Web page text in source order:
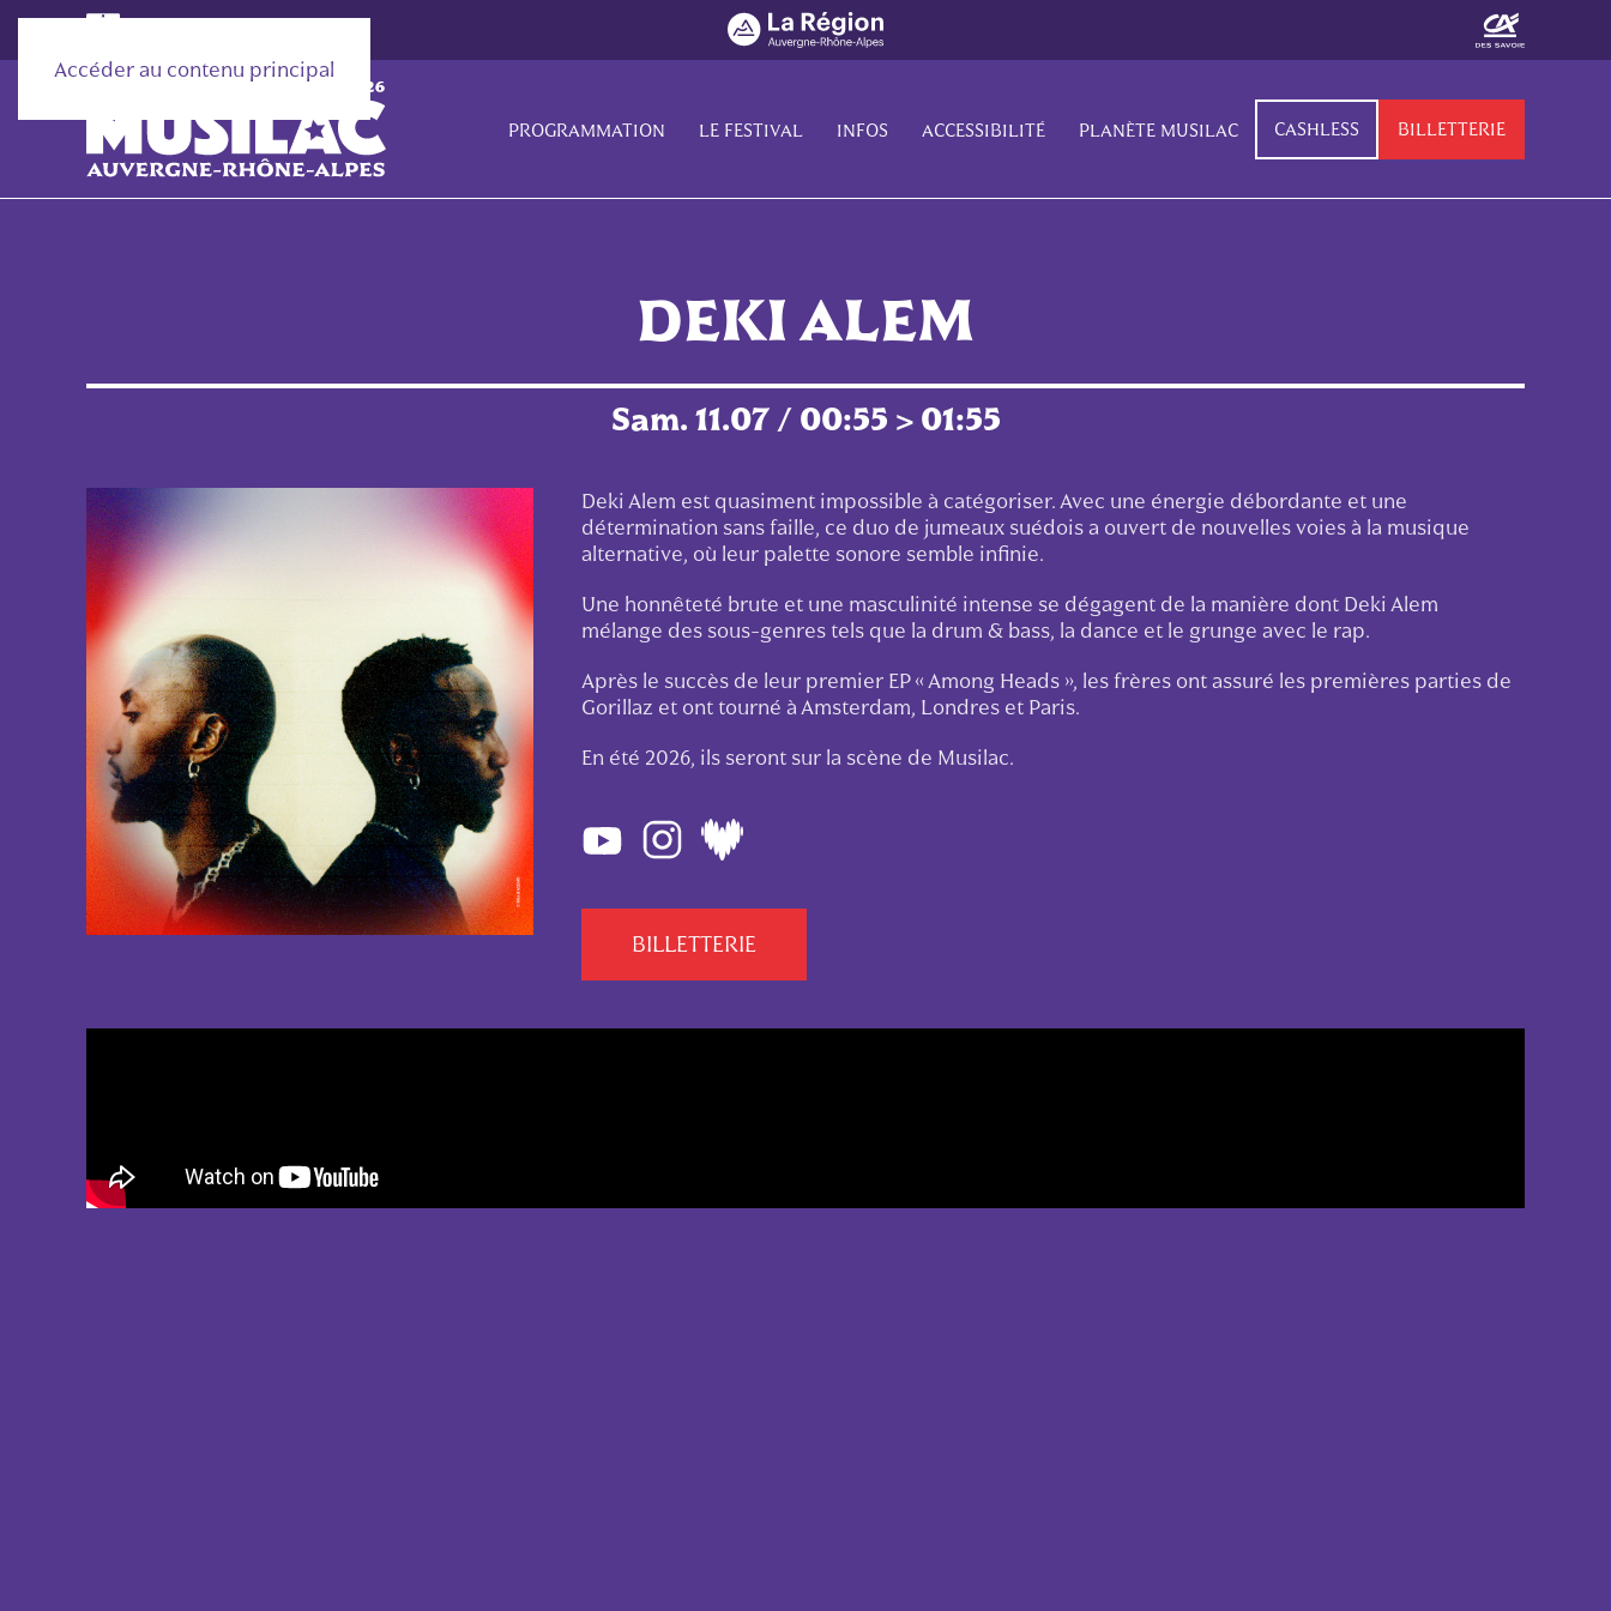
Accéder au contenu principal
PROGRAMMATION LE FESTIVAL INFOS ACCESSIBILITÉ PLANÈTE MUSILAC CASHLESS BILLETTERIE
DEKI ALEM
Sam. 11.07 / 00:55 > 01:55
Deki Alem est quasiment impossible à catégoriser. Avec une énergie débordante et une
détermination sans faille, ce duo de jumeaux suédois a ouvert de nouvelles voies à la musique
alternative, où leur palette sonore semble infinie.
Une honnêteté brute et une masculinité intense se dégagent de la manière dont Deki Alem
mélange des sous-genres tels que la drum & bass, la dance et le grunge avec le rap.
Après le succès de leur premier EP « Among Heads », les frères ont assuré les premières parties de
Gorillaz et ont tourné à Amsterdam, Londres et Paris.
En été 2026, ils seront sur la scène de Musilac.
BILLETTERIE